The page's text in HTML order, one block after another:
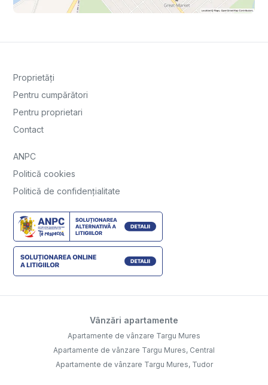
Proprietăți
Pentru cumpărători
Pentru proprietari
Contact
ANPC
Politică cookies
Politică de confidențialitate
Vânzări apartamente
Apartamente de vânzare Targu Mures
Apartamente de vânzare Targu Mures, Central
Apartamente de vânzare Targu Mures, Tudor